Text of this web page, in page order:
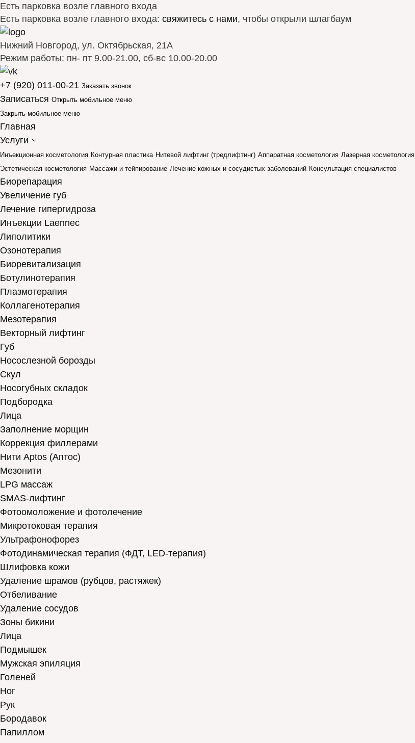
Есть парковка возле главного входа
Есть парковка возле главного входа: свяжитесь с нами, чтобы открыли шлагбаум
Нижний Новгород, ул. Октябрьская, 21А
Режим работы: пн- пт 9.00-21.00, сб-вс 10.00-20.00
+7 (920) 011-00-21 Заказать звонок
Записаться Открыть мобильное меню
Закрыть мобильное меню
Главная
Услуги
Инъекционная косметология Контурная пластика Нитевой лифтинг (тредлифтинг) Аппаратная косметология Лазерная косметология
Эстетическая косметология Массажи и тейпирование Лечение кожных и сосудистых заболеваний Консультация специалистов
Биорепарация
Увеличение губ
Лечение гипергидроза
Инъекции Laennec
Липолитики
Озонотерапия
Биоревитализация
Ботулинотерапия
Плазмотерапия
Коллагенотерапия
Мезотерапия
Векторный лифтинг
Губ
Носослезной борозды
Скул
Носогубных складок
Подбородка
Лица
Заполнение морщин
Коррекция филлерами
Нити Aptos (Аптос)
Мезонити
LPG массаж
SMAS-лифтинг
Фотоомоложение и фотолечение
Микротоковая терапия
Ультрафонофорез
Фотодинамическая терапия (ФДТ, LED-терапия)
Шлифовка кожи
Удаление шрамов (рубцов, растяжек)
Отбеливание
Удаление сосудов
Зоны бикини
Лица
Подмышек
Мужская эпиляция
Голеней
Ног
Рук
Бородавок
Папиллом